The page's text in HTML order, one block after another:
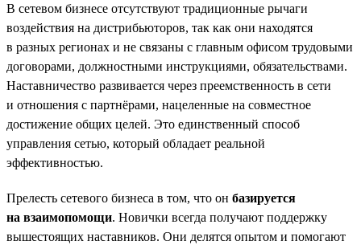
В сетевом бизнесе отсутствуют традиционные рычаги
воздействия на дистрибьюторов, так как они находятся
в разных регионах и не связаны с главным офисом трудовыми
договорами, должностными инструкциями, обязательствами.
Наставничество развивается через преемственность в сети
и отношения с партнёрами, нацеленные на совместное
достижение общих целей. Это единственный способ
управления сетью, который обладает реальной
эффективностью.
Прелесть сетевого бизнеса в том, что он базируется
на взаимопомощи. Новички всегда получают поддержку
вышестоящих наставников. Они делятся опытом и помогают